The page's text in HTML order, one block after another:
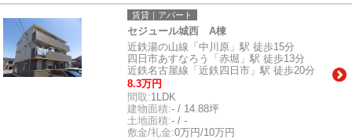
賃貸｜アパート
セジュール城西 A棟
近鉄湯の山線「中川原」駅 徒歩15分
四日市あすなろう「赤堀」駅 徒歩13分
近鉄名古屋線「近鉄四日市」駅 徒歩20分
8.3万円
間取:1LDK
建物面積:- / 14.88坪
土地面積:- / -
敷金/礼金:0万円/10万円